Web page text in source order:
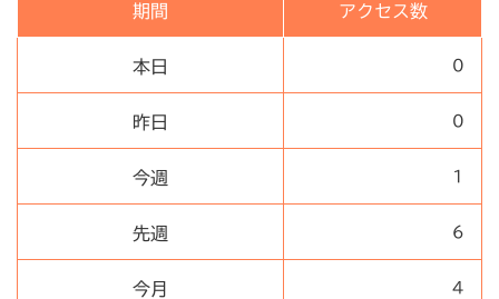
期間 アクセス数
本日 0
昨日 0
今週 1
先週 6
今月 4